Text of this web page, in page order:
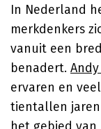
In Nederland
merkdenkers
vanuit een
benadert.
ervaren en
tientallen